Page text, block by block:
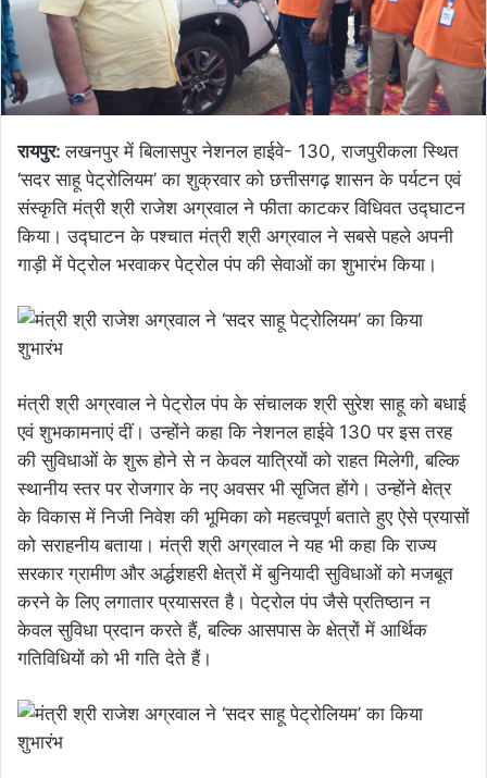
रायपुर:लखनपुर में बिलासपुर नेशनल हाईवे- 130, राजपुरीकला स्थित
‘सदर साहू पेट्रोलियम’ का शुक्रवार को छत्तीसगढ़ शासन के पर्यटन एवं
संस्कृति मंत्री श्री राजेश अग्रवाल ने फीता काटकर विधिवत उद्घाटन
किया। उद्घाटन के पश्चात मंत्री श्री अग्रवाल ने सबसे पहले अपनी
गाड़ी में पेट्रोल भरवाकर पेट्रोल पंप की सेवाओं का शुभारंभ किया।
मंत्री श्री अग्रवाल ने पेट्रोल पंप के संचालक श्री सुरेश साहू को बधाई
एवं शुभकामनाएं दीं। उन्होंने कहा कि नेशनल हाईवे 130 पर इस तरह
की सुविधाओं के शुरू होने से न केवल यात्रियों को राहत मिलेगी, बल्कि
स्थानीय स्तर पर रोजगार के नए अवसर भी सृजित होंगे। उन्होंने क्षेत्र
के विकास में निजी निवेश की भूमिका को महत्वपूर्ण बताते हुए ऐसे प्रयासों
को सराहनीय बताया। मंत्री श्री अग्रवाल ने यह भी कहा कि राज्य
सरकार ग्रामीण और अर्द्धशहरी क्षेत्रों में बुनियादी सुविधाओं को मजबूत
करने के लिए लगातार प्रयासरत है। पेट्रोल पंप जैसे प्रतिष्ठान न
केवल सुविधा प्रदान करते हैं, बल्कि आसपास के क्षेत्रों में आर्थिक
गतिविधियों को भी गति देते हैं।